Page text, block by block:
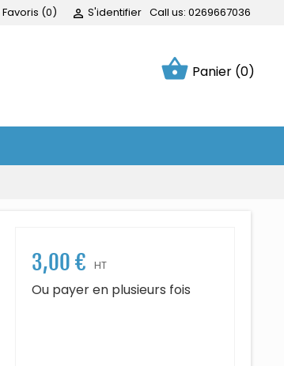
Favoris (0)  S'identifier Call us: 0269667036
shopping_basket Panier (0)
3,00 € HT
Ou payer en plusieurs fois